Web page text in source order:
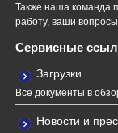
Также наша команда
работу, ваши
Сервисные
Загрузки
Все документы в
Новости и